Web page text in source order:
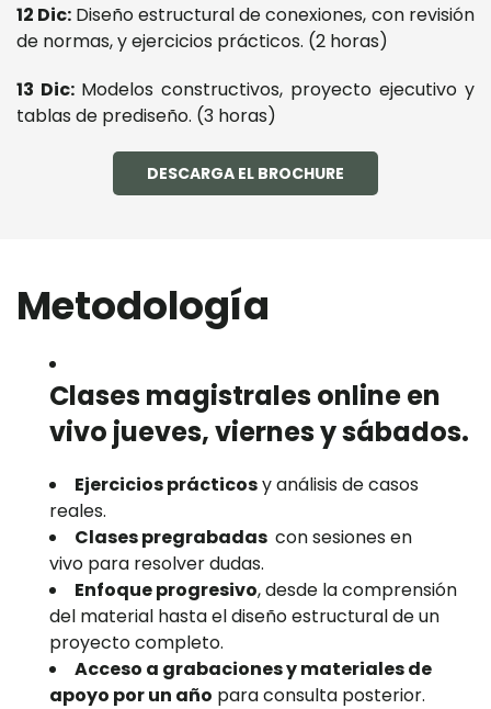
12 Dic: Diseño estructural de conexiones, con revisión
de normas, y ejercicios prácticos. (2 horas)
13 Dic: Modelos constructivos, proyecto ejecutivo y
tablas de prediseño. (3 horas)
DESCARGA EL BROCHURE
Metodología
Clases magistrales online en
vivo jueves, viernes y sábados.
Ejercicios prácticosy análisis de casos
reales.
Clases pregrabadas con sesiones en
vivo para resolver dudas.
Enfoque progresivo, desde la comprensión
del material hasta el diseño estructural de un
proyecto completo.
Acceso a grabaciones y materiales de
apoyo por un año para consulta posterior.